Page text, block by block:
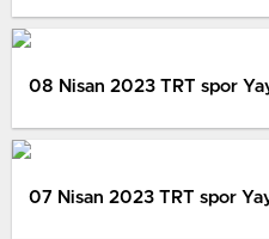
08 Nisan 2023 TRT spor
07 Nisan 2023 TRT spor